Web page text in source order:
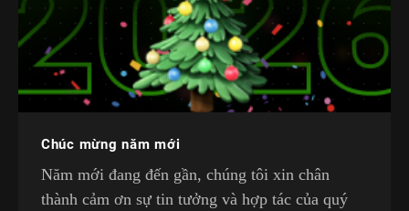
Chúc mừng năm mới
Năm mới đang đến gần, chúng tôi xin chân
thành cảm ơn sự tin tưởng và hợp tác của quý